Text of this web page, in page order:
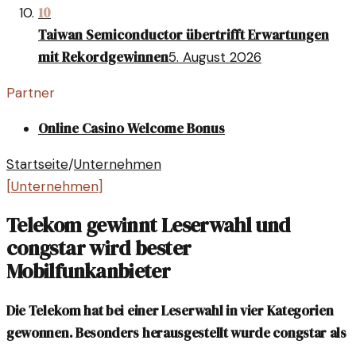
10
Taiwan Semiconductor übertrifft Erwartungen
mit Rekordgewinnen5. August 2026
Partner
Online Casino Welcome Bonus
Startseite/Unternehmen
[Unternehmen]
Telekom gewinnt Leserwahl und
congstar wird bester
Mobilfunkanbieter
Die Telekom hat bei einer Leserwahl in vier Kategorien
gewonnen. Besonders herausgestellt wurde congstar als